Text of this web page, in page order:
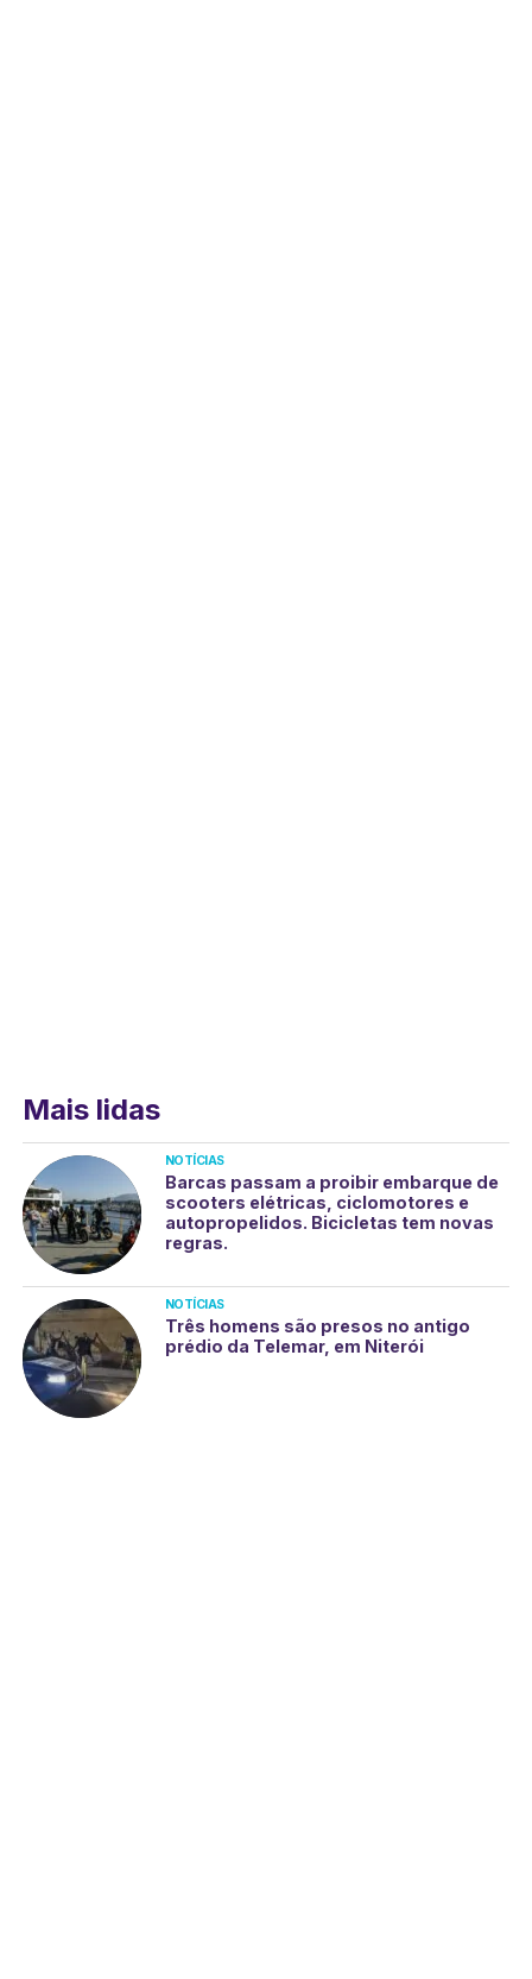
Mais lidas
NOTÍCIAS
Barcas passam a proibir embarque de
scooters elétricas, ciclomotores e
autopropelidos. Bicicletas tem novas
regras.
NOTÍCIAS
Três homens são presos no antigo
prédio da Telemar, em Niterói